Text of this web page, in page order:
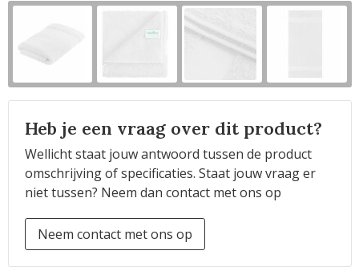
Heb je een vraag over dit product?
Wellicht staat jouw antwoord tussen de product
omschrijving of specificaties. Staat jouw vraag er
niet tussen? Neem dan contact met ons op
Neem contact met ons op